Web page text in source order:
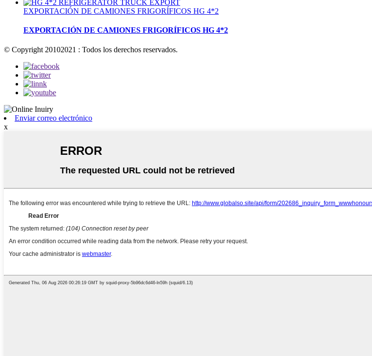
EXPORTACIÓN DE CAMIONES FRIGORÍFICOS HG 4*2
EXPORTACIÓN DE CAMIONES FRIGORÍFICOS HG 4*2
© Copyright 20102021 : Todos los derechos reservados.
Enviar correo electrónico
x